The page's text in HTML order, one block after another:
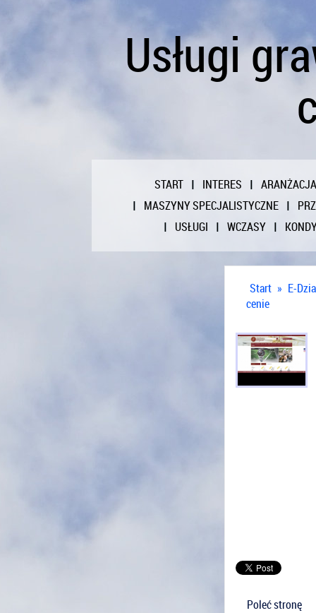
Usługi
START INTERES
ARANŻACJA
MASZYNY SPECJALISTYCZNE
USŁUGI
WCZASY
Start » E-
cenie
Poleć stronę